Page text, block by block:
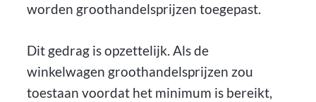
worden groothandelsprijzen toegepast.
Dit gedrag is opzettelijk. Als de
winkelwagen groothandelsprijzen zou
toestaan voordat het minimum is bereikt,